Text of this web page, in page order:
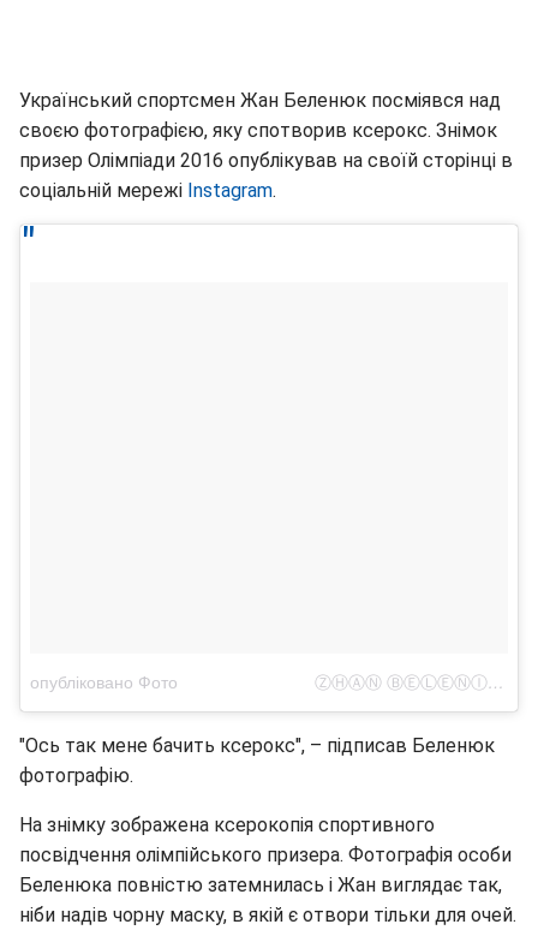
Український спортсмен Жан Беленюк посміявся над
своєю фотографією, яку спотворив ксерокс. Знімок
призер Олімпіади 2016 опублікував на своїй сторінці в
соціальній мережі Instagram.
опубліковано Фото ⠀⠀⠀⠀⠀⠀⠀⠀⠀⠀⠀ⓏⒽⒶⓃ ⒷⒺⓁⒺⓃⒾⓊⓀ (@zhanbeleniuk)
"Ось так мене бачить ксерокс", – підписав Беленюк
фотографію.
На знімку зображена ксерокопія спортивного
посвідчення олімпійського призера. Фотографія особи
Беленюка повністю затемнилась і Жан виглядає так,
ніби надів чорну маску, в якій є отвори тільки для очей.